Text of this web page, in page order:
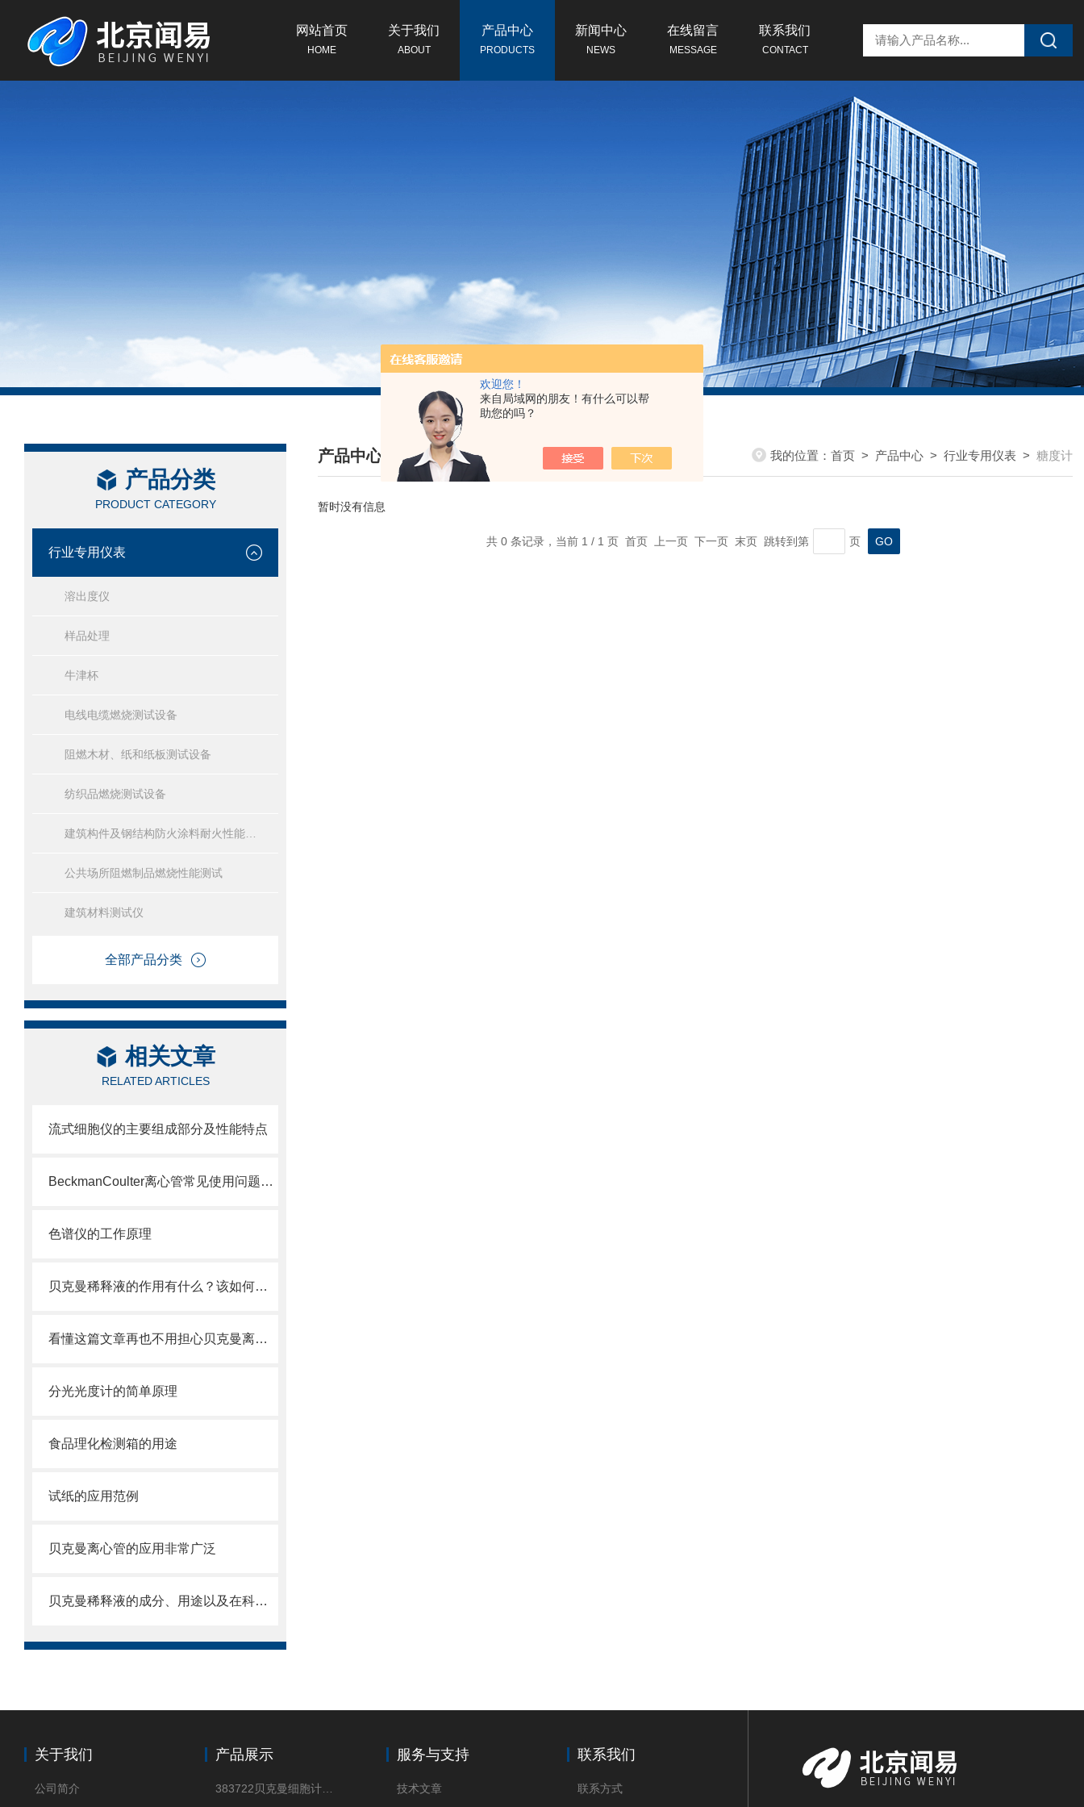
欢迎您！
来自局域网的朋友！有什么可以帮
助您的吗？
网站首页
HOME
关于我们
ABOUT
产品中心
PRODUCTS
新闻中心
NEWS
在线留言
MESSAGE
联系我们
CONTACT
产品分类
PRODUCT CATEGORY
行业专用仪表
溶出度仪
样品处理
牛津杯
电线电缆燃烧测试设备
阻燃木材、纸和纸板测试设备
纺织品燃烧测试设备
公共场所阻燃制品燃烧性能测试
建筑材料测试仪
全部产品分类
相关文章
RELATED ARTICLES
流式细胞仪的主要组成部分及性能特点
BeckmanCoulter离心管常见使用问题解答，收藏起来！
色谱仪的工作原理
贝克曼稀释液的作用有什么？该如何进行使用？
看懂这篇文章再也不用担心贝克曼离心管破裂了
分光光度计的简单原理
食品理化检测箱的用途
试纸的应用范例
贝克曼离心管的应用非常广泛
贝克曼稀释液的成分、用途以及在科学研究中的重要性
产品中心
/ PRODUCTS CENTER
我的位置： 首页 > 产品中心 > 行业专用仪表 > 糖度计
暂时没有信息
共 0 条记录，当前 1 / 1 页 首页 上一页 下一页 末页 跳转到第 页
关于我们
公司简介
产品展示 服务与支持
技术文章
联系我们
联系方式